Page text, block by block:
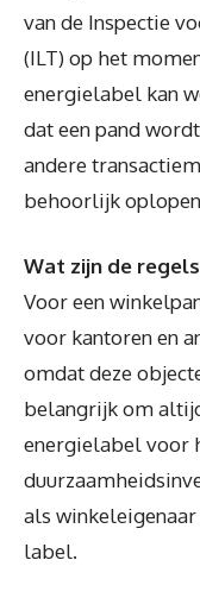
van de Inspectie
(ILT) op het
energielabel kan
dat een pand
andere
behoorlijk
Wat zijn de
Voor een
voor kantoren en
omdat deze
belangrijk om
energielabel voor
als
label.